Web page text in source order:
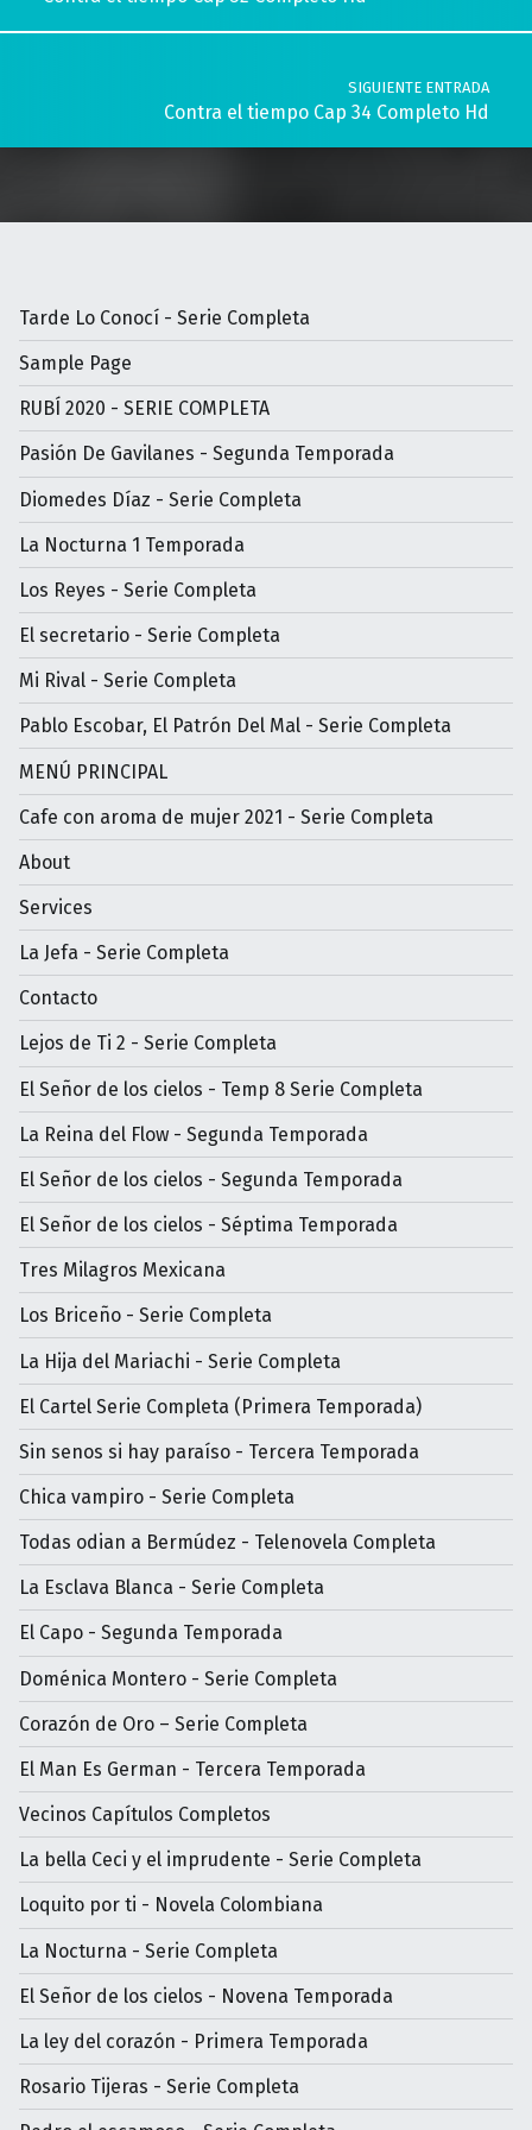
SIGUIENTE ENTRADA
Contra el tiempo Cap 34 Completo Hd
Tarde Lo Conocí - Serie Completa
Sample Page
RUBÍ 2020 - SERIE COMPLETA
Pasión De Gavilanes - Segunda Temporada
Diomedes Díaz - Serie Completa
La Nocturna 1 Temporada
Los Reyes - Serie Completa
El secretario - Serie Completa
Mi Rival - Serie Completa
Pablo Escobar, El Patrón Del Mal - Serie Completa
MENÚ PRINCIPAL
Cafe con aroma de mujer 2021 - Serie Completa
About
Services
La Jefa - Serie Completa
Contacto
Lejos de Ti 2 - Serie Completa
El Señor de los cielos - Temp 8 Serie Completa
La Reina del Flow - Segunda Temporada
El Señor de los cielos - Segunda Temporada
El Señor de los cielos - Séptima Temporada
Tres Milagros Mexicana
Los Briceño - Serie Completa
La Hija del Mariachi - Serie Completa
El Cartel Serie Completa (Primera Temporada)
Sin senos si hay paraíso - Tercera Temporada
Chica vampiro - Serie Completa
Todas odian a Bermúdez - Telenovela Completa
La Esclava Blanca - Serie Completa
El Capo - Segunda Temporada
Doménica Montero - Serie Completa
Corazón de Oro – Serie Completa
El Man Es German - Tercera Temporada
Vecinos Capítulos Completos
La bella Ceci y el imprudente - Serie Completa
Loquito por ti - Novela Colombiana
La Nocturna - Serie Completa
El Señor de los cielos - Novena Temporada
La ley del corazón - Primera Temporada
Rosario Tijeras - Serie Completa